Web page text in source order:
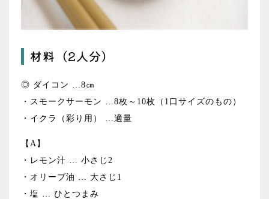
材料（2人分）
◎ ダイコン …8㎝
・スモークサーモン …8枚～10枚（1口サイズのもの）
・イクラ（彩り用） …適量
【A】
・レモン汁 … 小さじ2
・オリーブ油 … 大さじ1
・塩 … ひとつまみ